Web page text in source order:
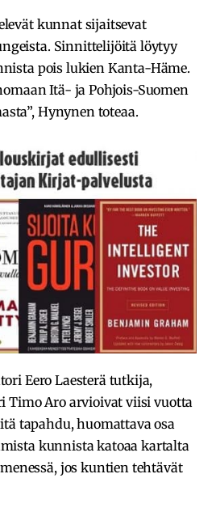
kunnat sijaitsevat
Sinnittelijöitä löytyy
pois lukien Kanta-Häme.
Itä- ja Pohjois-Suomen
Hynynen toteaa.
Eero Laesterä tutkija,
Timo Aro arvioivat viisi vuotta
tapahdu, huomattava osa
kunnista katoaa kartalta
jos kuntien tehtävät